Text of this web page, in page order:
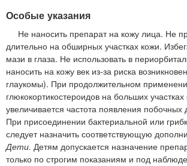
Особые указания
Не наносить препарат на кожу лица. Не
длительно на обширных участках кожи.
мази в глаза. Не использовать в
наносить на кожу век из-за риска
глаукомы). При продолжительном
глюкокортикостероидов на больших участках
увеличивается частота появления побочных
При присоединении бактериальной или
следует назначить соответствующую
Дети. Детям допускается назначение
только по строгим показаниям и под